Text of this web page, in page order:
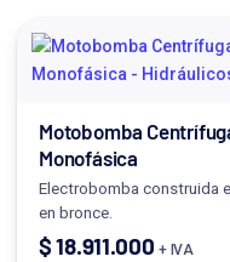
Motobomba Centrífuga
Monofásica
Electrobomba construida
en bronce.
$18.911.000 + IVA